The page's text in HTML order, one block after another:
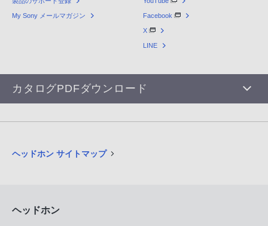
My Sony メールマガジン Facebook
X
LINE
カタログPDFダウンロード
ヘッドホン サイトマップ
ヘッドホン